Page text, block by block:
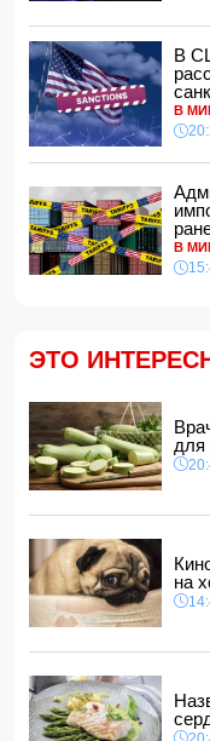
ЕС ввел новые
14:34, 07.08.2026
Ужасающие
Тертерском районе
14:28, 07.08.2026
14:14, 07.08.2026
Сына Абеля
14:10, 07.08.2026
14:04, 07.08.2026
дипломатами
14:00, 07.08.2026
Прогноз погоды в
12:48, 07.08.2026
В Азербайджане
12:40, 07.08.2026
В
В
В
ЭТО
для
на